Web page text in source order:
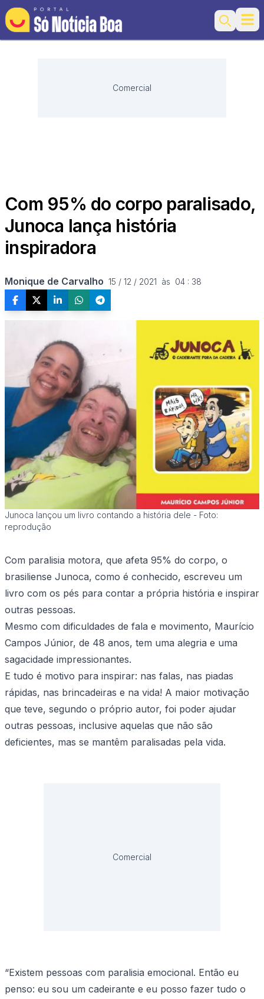
Search
Comercial
Com 95% do corpo paralisado,
Junoca lança história
inspiradora
Monique de Carvalho 15 / 12 / 2021  às  04 : 38
Junoca lançou um livro contando a história dele - Foto:
reprodução
Com paralisia motora, que afeta 95% do corpo, o
brasiliense Junoca, como é conhecido, escreveu um
livro com os pés para contar a própria história e inspirar
outras pessoas.
Mesmo com dificuldades de fala e movimento, Maurício
Campos Júnior, de 48 anos, tem uma alegria e uma
sagacidade impressionantes.
E tudo é motivo para inspirar: nas falas, nas piadas
rápidas, nas brincadeiras e na vida! A maior motivação
que teve, segundo o próprio autor, foi poder ajudar
outras pessoas, inclusive aquelas que não são
deficientes, mas se mantêm paralisadas pela vida.
Comercial
“Existem pessoas com paralisia emocional. Então eu
penso: eu sou um cadeirante e eu posso fazer tudo o